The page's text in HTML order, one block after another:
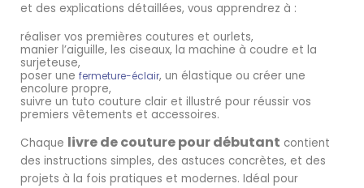
et des explications détaillées, vous apprendrez à :
réaliser vos premières coutures et ourlets,
manier l’aiguille, les ciseaux, la machine à coudre et la
surjeteuse,
poser une fermeture-éclair, un élastique ou créer une
encolure propre,
suivre un tuto couture clair et illustré pour réussir vos
premiers vêtements et accessoires.
Chaque livre de couture pour débutant contient
des instructions simples, des astuces concrètes, et des
projets à la fois pratiques et modernes. Idéal pour